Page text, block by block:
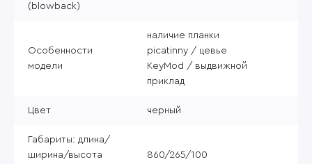
(blowback)
Особенности
модели
наличие планки
picatinny / цевье
KeyMod / выдвижной
приклад
Цвет черный
Габариты: длина/
ширина/высота
860/265/100